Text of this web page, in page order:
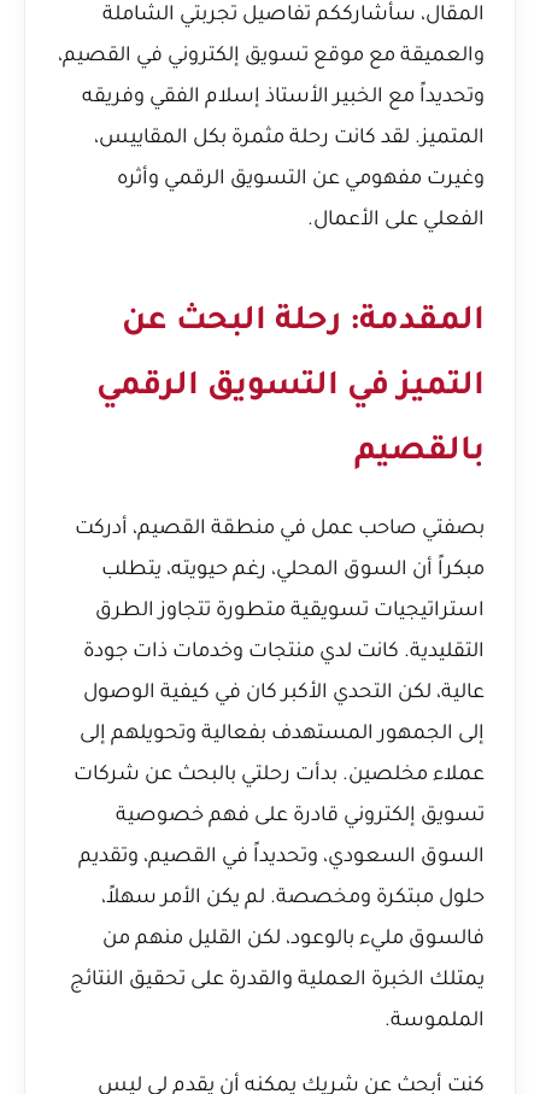
المقال، سأشارككم تفاصيل تجربتي الشاملة
والعميقة مع موقع تسويق إلكتروني في القصيم،
وتحديداً مع الخبير الأستاذ إسلام الفقي وفريقه
المتميز. لقد كانت رحلة مثمرة بكل المقاييس،
وغيرت مفهومي عن التسويق الرقمي وأثره
الفعلي على الأعمال.
المقدمة: رحلة البحث عن
التميز في التسويق الرقمي
بالقصيم
بصفتي صاحب عمل في منطقة القصيم، أدركت
مبكراً أن السوق المحلي، رغم حيويته، يتطلب
استراتيجيات تسويقية متطورة تتجاوز الطرق
التقليدية. كانت لدي منتجات وخدمات ذات جودة
عالية، لكن التحدي الأكبر كان في كيفية الوصول
إلى الجمهور المستهدف بفعالية وتحويلهم إلى
عملاء مخلصين. بدأت رحلتي بالبحث عن شركات
تسويق إلكتروني قادرة على فهم خصوصية
السوق السعودي، وتحديداً في القصيم، وتقديم
حلول مبتكرة ومخصصة. لم يكن الأمر سهلاً،
فالسوق مليء بالوعود، لكن القليل منهم من
يمتلك الخبرة العملية والقدرة على تحقيق النتائج
الملموسة.
كنت أبحث عن شريك يمكنه أن يقدم لي ليس